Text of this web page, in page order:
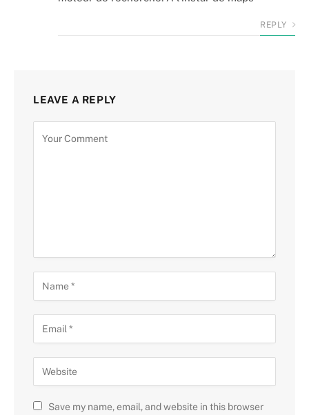
REPLY
LEAVE A REPLY
Save my name, email, and website in this browser